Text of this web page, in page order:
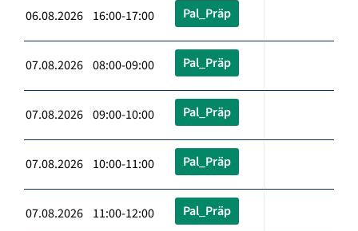
06.08.2026 16:00-17:00 Pal_Präp
07.08.2026 08:00-09:00 Pal_Präp
07.08.2026 09:00-10:00 Pal_Präp
07.08.2026 10:00-11:00 Pal_Präp
07.08.2026 11:00-12:00 Pal_Präp